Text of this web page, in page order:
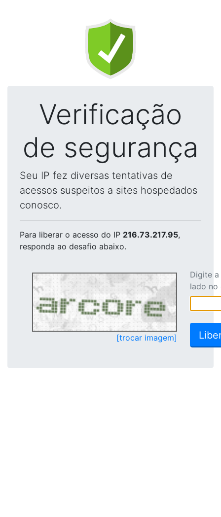
Verificação
de segurança
Seu IP fez diversas tentativas de
acessos suspeitos a sites hospedados
conosco.
Para liberar o acesso do IP 216.73.217.95,
responda ao desafio abaixo.
[trocar imagem]
Digite
lado no